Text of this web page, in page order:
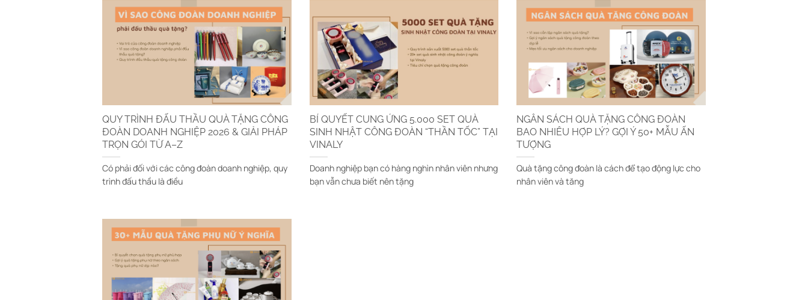
QUY TRÌNH ĐẤU THẦU QUÀ TẶNG CÔNG
ĐOÀN DOANH NGHIỆP 2026 & GIẢI PHÁP
TRỌN GÓI TỪ A–Z
Có phải đối với các công đoàn doanh nghiệp, quy
trình đấu thầu là điều
BÍ QUYẾT CUNG ỨNG 5.000 SET QUÀ
SINH NHẬT CÔNG ĐOÀN “THẦN TỐC” TẠI
VINALY
Doanh nghiệp bạn có hàng nghìn nhân viên nhưng
bạn vẫn chưa biết nên tặng
NGÂN SÁCH QUÀ TẶNG CÔNG ĐOÀN
BAO NHIÊU HỢP LÝ? GỢI Ý 50+ MẪU ẤN
TƯỢNG
Quà tặng công đoàn là cách để tạo động lực cho
nhân viên và tăng